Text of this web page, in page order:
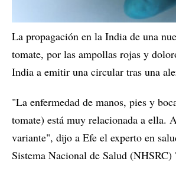
La propagación en la India de una
tomate, por las ampollas rojas y
India a emitir una circular tras una
"La enfermedad de manos, pies y
tomate) está muy relacionada a ella.
variante", dijo a Efe el experto en
Sistema Nacional de Salud (NHSRC)